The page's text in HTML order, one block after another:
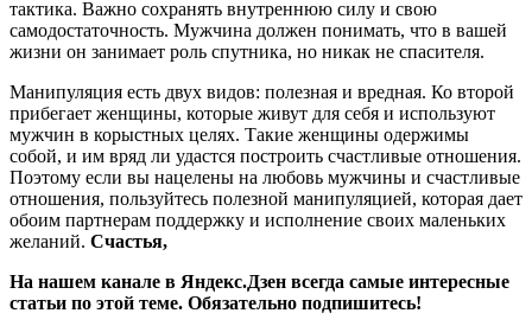
тактика. Важно сохранять внутреннюю силу и свою
самодостаточность. Мужчина должен понимать, что в вашей
жизни он занимает роль спутника, но никак не спасителя.
Манипуляция есть двух видов: полезная и вредная. Ко второй
прибегает женщины, которые живут для себя и используют
мужчин в корыстных целях. Такие женщины одержимы
собой, и им вряд ли удастся построить счастливые отношения.
Поэтому если вы нацелены на любовь мужчины и счастливые
отношения, пользуйтесь полезной манипуляцией, которая дает
обоим партнерам поддержку и исполнение своих маленьких
желаний. Счастья,
На нашем канале в Яндекс.Дзен всегда самые интересные
статьи по этой теме. Обязательно подпишитесь!